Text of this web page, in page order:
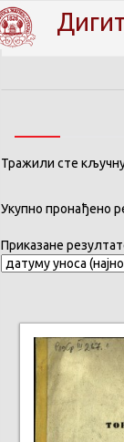
Тражили сте кључну
Укупно пронађено
Приказане